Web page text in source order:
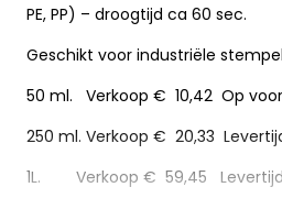
PE, PP) – droogtijd ca 60 sec.
Geschikt voor industriële
50 ml. Verkoop € 10,42 Op
250 ml. Verkoop € 20,33
1L. Verkoop € 59,45